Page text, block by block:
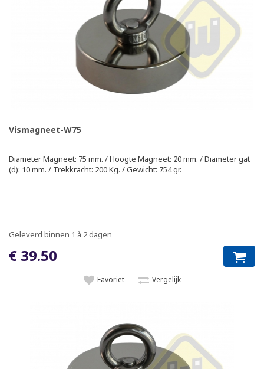
Vismagneet-W75
Diameter Magneet: 75 mm. / Hoogte Magneet: 20 mm. / Diameter gat
(d): 10 mm. / Trekkracht: 200 Kg. / Gewicht: 754 gr.
Geleverd binnen 1 à 2 dagen
€ 39.50
Favoriet Vergelijk